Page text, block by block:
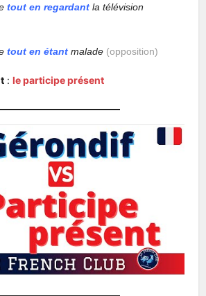
tout en regardant la télévision
tout en étant malade (opposition)
:le participe présent